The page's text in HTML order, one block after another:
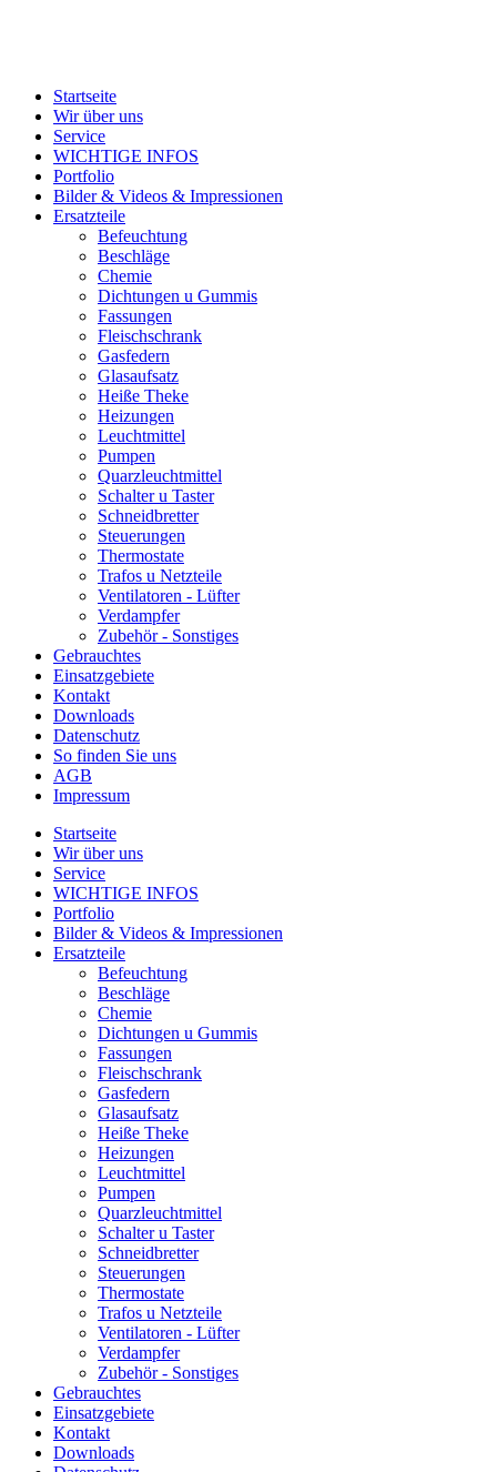
Startseite
Wir über uns
Service
WICHTIGE INFOS
Portfolio
Bilder & Videos & Impressionen
Ersatzteile
Befeuchtung
Beschläge
Chemie
Dichtungen u Gummis
Fassungen
Fleischschrank
Gasfedern
Glasaufsatz
Heiße Theke
Heizungen
Leuchtmittel
Pumpen
Quarzleuchtmittel
Schalter u Taster
Schneidbretter
Steuerungen
Thermostate
Trafos u Netzteile
Ventilatoren - Lüfter
Verdampfer
Zubehör - Sonstiges
Gebrauchtes
Einsatzgebiete
Kontakt
Downloads
Datenschutz
So finden Sie uns
AGB
Impressum
Startseite
Wir über uns
Service
WICHTIGE INFOS
Portfolio
Bilder & Videos & Impressionen
Ersatzteile
Befeuchtung
Beschläge
Chemie
Dichtungen u Gummis
Fassungen
Fleischschrank
Gasfedern
Glasaufsatz
Heiße Theke
Heizungen
Leuchtmittel
Pumpen
Quarzleuchtmittel
Schalter u Taster
Schneidbretter
Steuerungen
Thermostate
Trafos u Netzteile
Ventilatoren - Lüfter
Verdampfer
Zubehör - Sonstiges
Gebrauchtes
Einsatzgebiete
Kontakt
Downloads